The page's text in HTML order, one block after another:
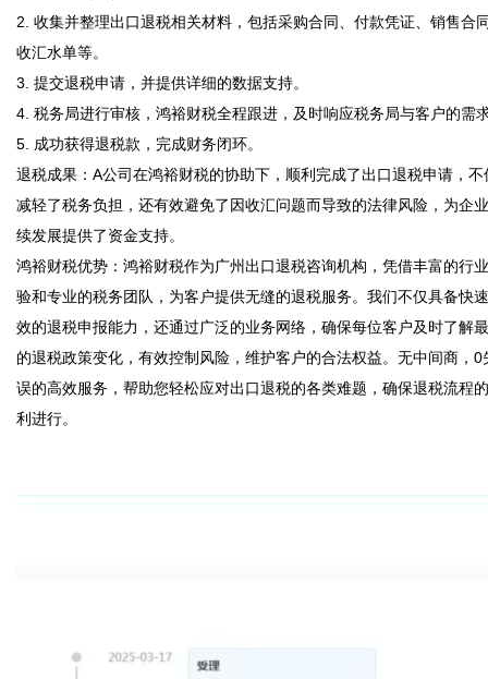
2. 收集并整理出口退税相关材料，包括采购合同、付款凭证、销售合
收汇水单等。
3. 提交退税申请，并提供详细的数据支持。
4. 税务局进行审核，鸿裕财税全程跟进，及时响应税务局与客户的需
5. 成功获得退税款，完成财务闭环。
退税成果：A公司在鸿裕财税的协助下，顺利完成了出口退税申请，不
减轻了税务负担，还有效避免了因收汇问题而导致的法律风险，为企
续发展提供了资金支持。
鸿裕财税优势：鸿裕财税作为广州出口退税咨询机构，凭借丰富的行
验和专业的税务团队，为客户提供无缝的退税服务。我们不仅具备快
效的退税申报能力，还通过广泛的业务网络，确保每位客户及时了解
的退税政策变化，有效控制风险，维护客户的合法权益。无中间商，0
误的高效服务，帮助您轻松应对出口退税的各类难题，确保退税流程
利进行。